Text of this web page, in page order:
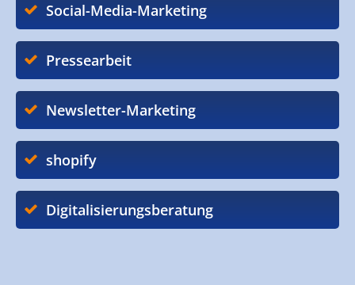
Social-Media-Marketing
Pressearbeit
Newsletter-Marketing
shopify
Digitalisierungsberatung